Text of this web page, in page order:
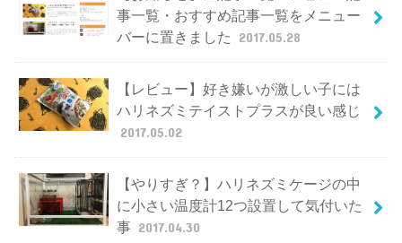
事一覧・おすすめ記事一覧をメニュー
バーに置きました
2017.05.28
【レビュー】好き嫌いが激しい子には
ハリネズミテイストプラスが良い感じ
2017.05.02
【やりすぎ？】ハリネズミケージの中
に小さい温度計12つ設置して気付いた
事 2017.04.30